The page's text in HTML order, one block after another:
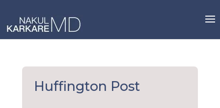
content
Huffington Post